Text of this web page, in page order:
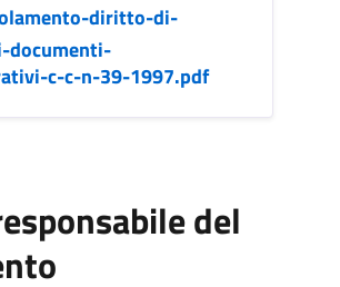
diritto-di-
documenti-
c-c-n-39-1997.pdf
del